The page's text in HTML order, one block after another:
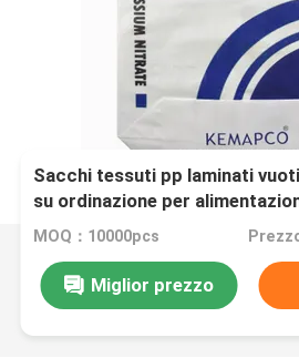
Sacchi tessuti pp laminati
su ordinazione per
MOQ：10000pcs
Miglior prezzo